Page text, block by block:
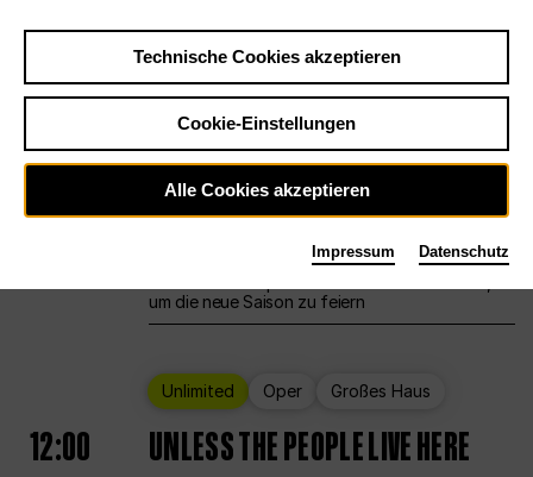
Sa29.8.
Großes Haus
12:00 Eröffnungswochenende
um die neue Saison zu feiern
Unlimited Oper Großes Haus
12:00 UNLESS THE PEOPLE LIVE HERE
Technische Cookies akzeptieren
Cookie-Einstellungen
Alle Cookies akzeptieren
Impressum Datenschutz